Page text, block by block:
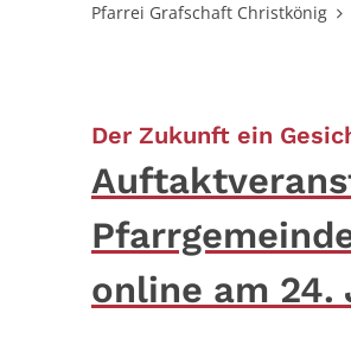
Pfarrei Grafschaft Christkönig
Der Zukunft ein
online am 24.